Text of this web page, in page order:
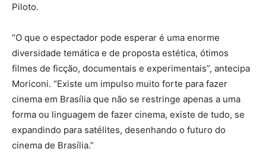
Piloto.
“O que o espectador pode esperar é uma enorme
diversidade temática e de proposta estética, ótimos
filmes de ficção, documentais e experimentais”, antecipa
Moriconi. “Existe um impulso muito forte para fazer
cinema em Brasília que não se restringe apenas a uma
forma ou linguagem de fazer cinema, existe de tudo, se
expandindo para satélites, desenhando o futuro do
cinema de Brasília.”